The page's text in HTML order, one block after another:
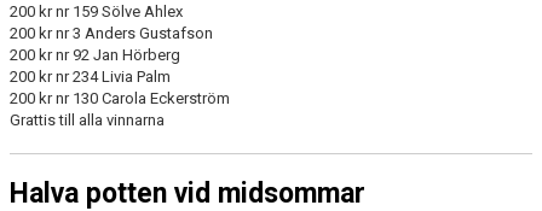
200 kr nr 159 Sölve Ahlex
200 kr nr 3 Anders Gustafson
200 kr nr 92 Jan Hörberg
200 kr nr 234 Livia Palm
200 kr nr 130 Carola Eckerström
Grattis till alla vinnarna
Halva potten vid midsommar